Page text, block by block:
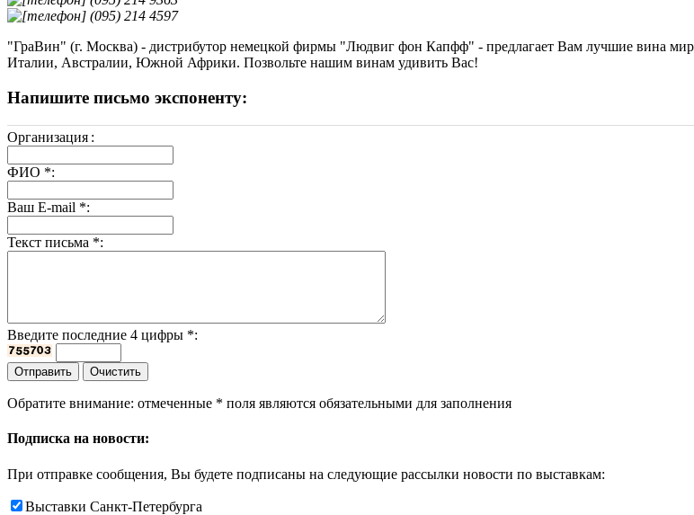
(095) 214 4597
"ГраВин" (г. Москва) - дистрибутор немецкой фирмы "Людвиг фон Капфф" - предлагает Вам лучшие вина
Италии, Австралии, Южной Африки. Позвольте нашим винам удивить Вас!
Напишите письмо экспоненту:
Организация :
ФИО *:
Ваш E-mail *:
Текст письма *:
Введите последние 4 цифры *:
Обратите внимание: отмеченные * поля являются обязательными для заполнения
Подписка на новости:
При отправке сообщения, Вы будете подписаны на следующие рассылки новости по выставкам:
Выставки Санкт-Петербурга